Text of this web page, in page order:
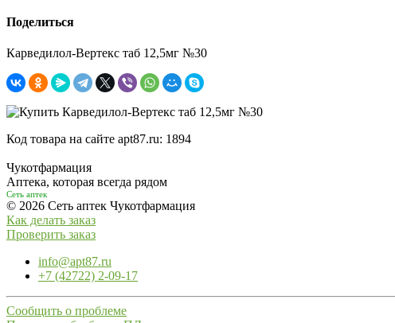
Поделиться
Карведилол-Вертекс таб 12,5мг №30
Код товара на сайте apt87.ru: 1894
Чукотфармация
Аптека, которая всегда рядом
Сеть аптек
© 2026 Сеть аптек Чукотфармация
Как делать заказ
Проверить заказ
info@apt87.ru
+7 (42722) 2-09-17
Сообщить о проблеме